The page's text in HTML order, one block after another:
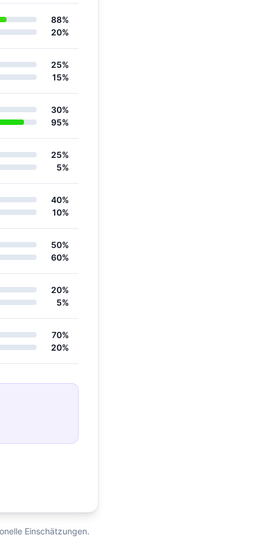
88%
20%
25%
15%
30%
95%
25%
5%
40%
10%
50%
60%
20%
5%
70%
20%
Einschätzungen.